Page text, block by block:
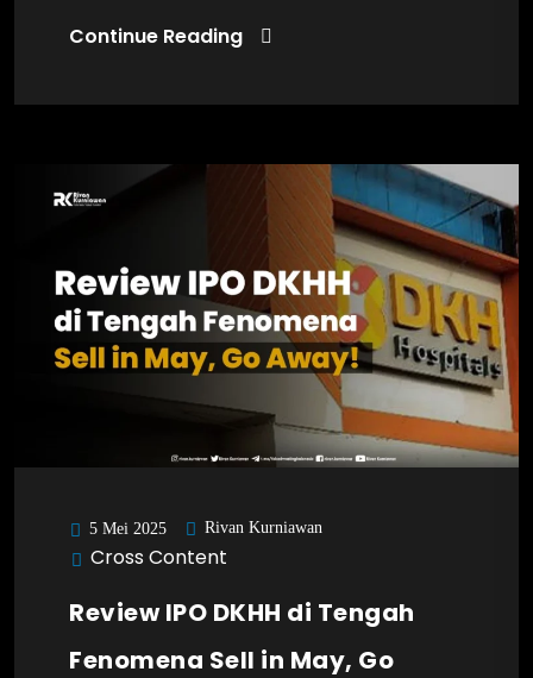
Continue Reading
5 Mei 2025 Rivan Kurniawan
Cross Content
Review IPO DKHH di Tengah
Fenomena Sell in May, Go